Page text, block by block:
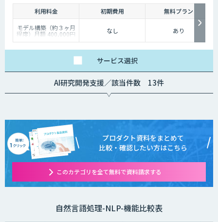
利用料金 初期費用
無料プラン
モデル構築（約３ヶ月
程度）月額 400,000円
～
なし あり
サービス選択
AI研究開発支援／該当件数 13件
プロダクト資料をまとめて
比較・確認したい方はこちら
このカテゴリを全て無料で資料請求する
自然言語処理-NLP-機能比較表